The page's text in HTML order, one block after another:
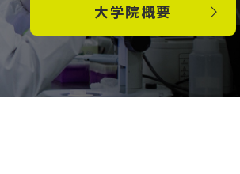
大学院概要